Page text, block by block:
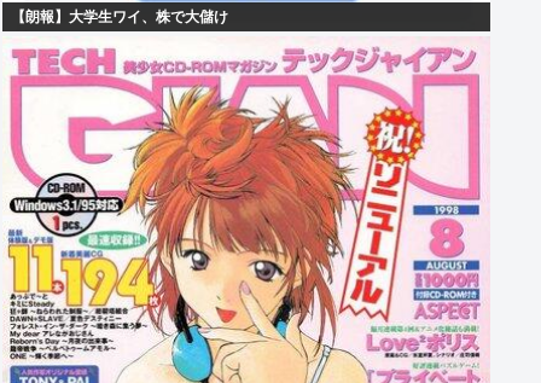
【朗報】大学生ワイ、株で大儲け